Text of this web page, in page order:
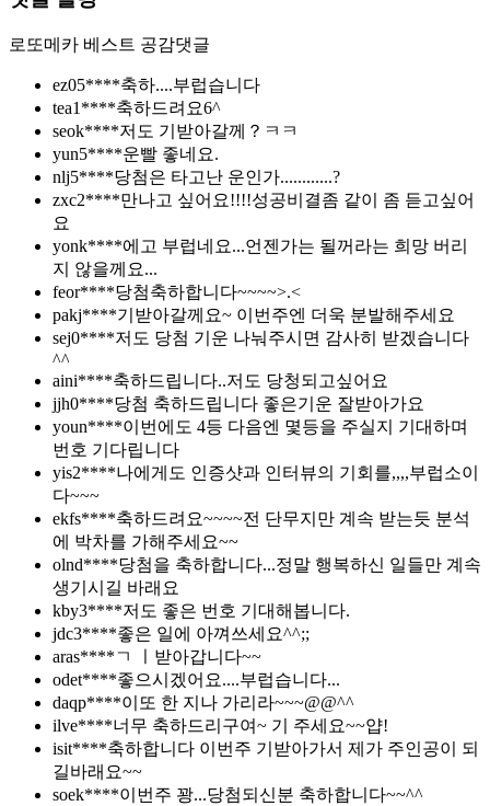
로또메카 베스트 공감댓글
ez05****축하....부럽습니다
tea1****축하드려요6^
seok****저도 기받아갈께？ㅋㅋ
yun5****운빨 좋네요.
nlj5****당첨은 타고난 운인가............?
zxc2****만나고 싶어요!!!!성공비결좀 같이 좀 듣고싶어
요
yonk****에고 부럽네요...언젠가는 될꺼라는 희망 버리
지 않을께요...
feor****당첨축하합니다~~~~>.<
pakj****기받아갈께요~ 이번주엔 더욱 분발해주세요
sej0****저도 당첨 기운 나눠주시면 감사히 받겠습니다
^^
aini****축하드립니다..저도 당청되고싶어요
jjh0****당첨 축하드립니다 좋은기운 잘받아가요
youn****이번에도 4등 다음엔 몇등을 주실지 기대하며
번호 기다립니다
yis2****나에게도 인증샷과 인터뷰의 기회를,,,,부럽소이
다~~~
ekfs****축하드려요~~~~전 단무지만 계속 받는듯 분석
에 박차를 가해주세요~~
olnd****당첨을 축하합니다...정말 행복하신 일들만 계속
생기시길 바래요
kby3****저도 좋은 번호 기대해봅니다.
jdc3****좋은 일에 아껴쓰세요^^;;
aras****ㄱ ㅣ받아갑니다~~
odet****좋으시겠어요....부럽습니다...
daqp****이또 한 지나 가리라~~~@@^^
ilve****너무 축하드리구여~ 기 주세요~~얍!
isit****축하합니다 이번주 기받아가서 제가 주인공이 되
길바래요~~
soek****이번주 꽝...당첨되신분 축하합니다~~^^